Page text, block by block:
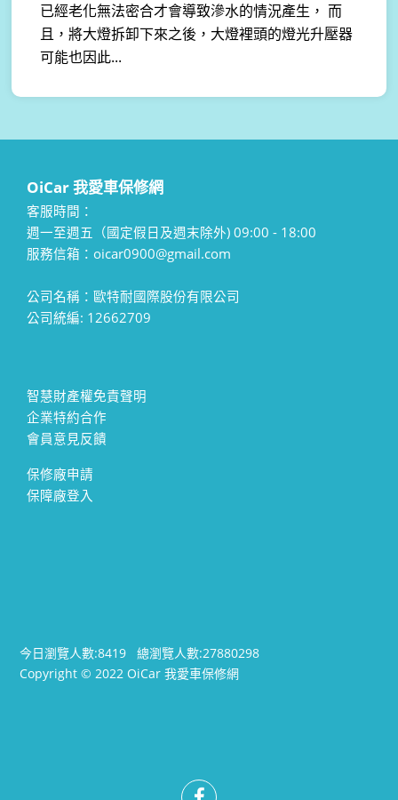
已經老化無法密合才會導致滲水的情況產生， 而
且，將大燈拆卸下來之後，大燈裡頭的燈光升壓器
可能也因此...
OiCar 我愛車保修網
客服時間：
週一至週五（國定假日及週末除外) 09:00 - 18:00
服務信箱：oicar0900@gmail.com
公司名稱：歐特耐國際股份有限公司
公司統編: 12662709
智慧財產權免責聲明
企業特約合作
會員意見反饋
保修廠申請
保障廠登入
今日瀏覽人數:8419總瀏覽人數:27880298
Copyright © 2022 OiCar 我愛車保修網